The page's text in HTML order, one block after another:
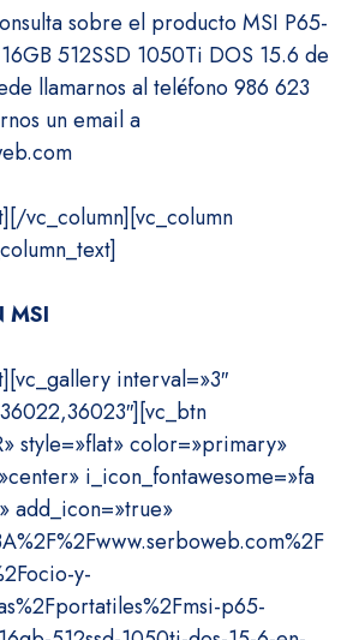
sobre el producto MSI P65-
512SSD 1050Ti DOS 15.6 de
llamarnos al teléfono 986 623
un email a
vc_column][vc_column
MSI
interval=»3″
style=»flat» color=»primary»
i_icon_fontawesome=»fa
add_icon=»true»
y-
p65-